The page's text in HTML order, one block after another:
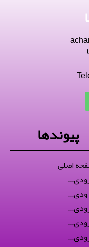
پیوندها
اصلی